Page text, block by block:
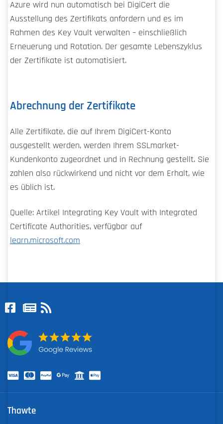
Azure wird nun automatisch bei DigiCert die
Ausstellung des Zertifikats anfordern und es im
Rahmen des Key Vault verwalten – einschließlich
Erneuerung und Rotation. Der gesamte Lebenszyklus
der Zertifikate ist automatisiert.
Abrechnung der Zertifikate
Alle Zertifikate, die auf Ihrem DigiCert-Konto
ausgestellt werden, werden Ihrem SSLmarket-
Kundenkonto zugeordnet und in Rechnung gestellt. Sie
zahlen also rückwirkend und nicht vor dem Erhalt, wie
es üblich ist.
Quelle: Artikel Integrating Key Vault with Integrated
Certificate Authorities, verfügbar auf
learn.microsoft.com
Thawte